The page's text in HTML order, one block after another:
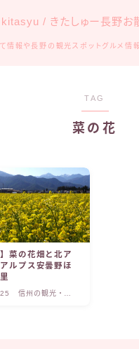
kitasyu / きたしゅー長野お
情報や長野の観光スポットグルメ情報
観光・遊び場
ッズ
学習
TAG
菜の花
】菜の花畑と北ア
ルプス安曇野ほ
信州の観光・遊